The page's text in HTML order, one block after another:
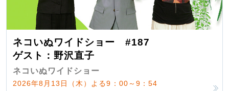
ネコいぬワイドショー #187
ゲスト：野沢直子
ネコいぬワイドショー
2026年8月13日（木）よる9：00～9：54